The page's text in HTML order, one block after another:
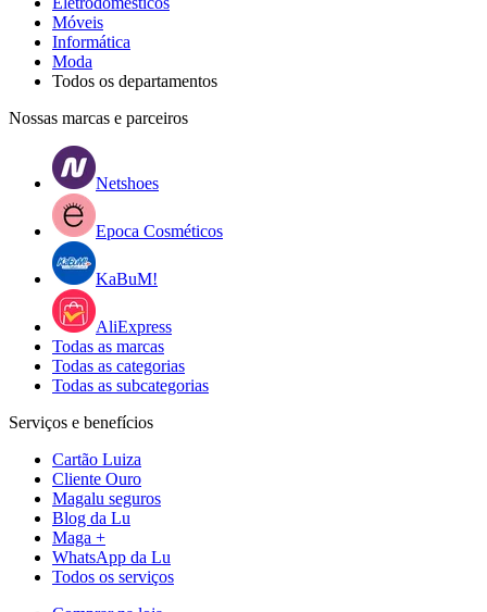
Móveis
Informática
Moda
Todos os departamentos
Nossas marcas e parceiros
Netshoes
Epoca Cosméticos
KaBuM!
AliExpress
Todas as marcas
Todas as categorias
Todas as subcategorias
Serviços e benefícios
Cartão Luiza
Cliente Ouro
Magalu seguros
Blog da Lu
Maga +
WhatsApp da Lu
Todos os serviços